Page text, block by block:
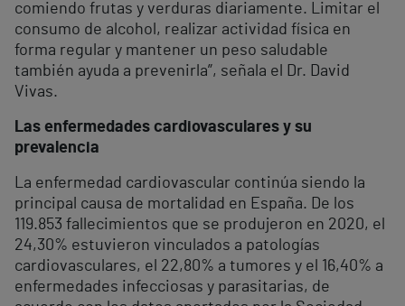
comiendo frutas y verduras diariamente. Limitar el
consumo de alcohol, realizar actividad física en
forma regular y mantener un peso saludable
también ayuda a prevenirla”, señala el Dr. David
Vivas.
Las enfermedades cardiovasculares y su
prevalencia
La enfermedad cardiovascular continúa siendo la
principal causa de mortalidad en España. De los
119.853 fallecimientos que se produjeron en 2020, el
24,30% estuvieron vinculados a patologías
cardiovasculares, el 22,80% a tumores y el 16,40% a
enfermedades infecciosas y parasitarias, de